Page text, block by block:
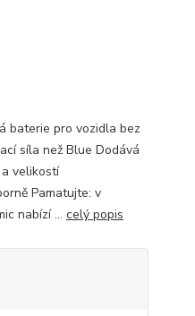
baterie pro vozidla bez
síla než Blue Dodává
velikostí
Pamatujte: v
nabízí ... celý popis